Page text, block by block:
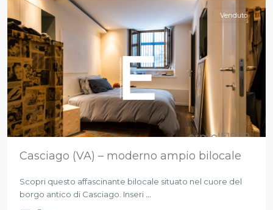
Venduto
Casciago (VA) – moderno ampio bilocale
Scopri questo affascinante bilocale situato nel cuore del
borgo antico di Casciago. Inseri ...